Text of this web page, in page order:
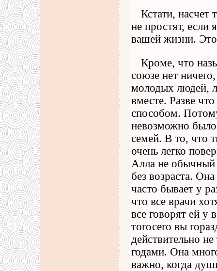
Кстати, насчет
не простят, если
вашей жизни.
Кроме, что
союзе нет
молодых людей,
вместе. Разве
способом.
невозможно
семей. В то, что
очень легко
Алла не обычный
без возраста.
часто бывает у
что все врачи
все говорят ей у
тогосего вы
действительно
годами. Она
важно, когда